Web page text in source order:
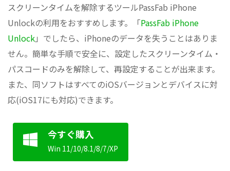
スクリーンタイムを解除するツールPassFab iPhone
Unlockの利用をおすすめします。「PassFab iPhone
Unlock」でしたら、iPhoneのデータを失うことはありま
せん。簡単な手順で安全に、設定したスクリーンタイム・
パスコードのみを解除して、再設定することが出来ます。
また、同ソフトはすべてのiOSバージョンとデバイスに対
応(iOS17にも対応)できます。
今すぐ購入
Win 11/10/8.1/8/7/XP